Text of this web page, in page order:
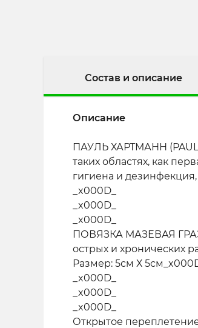
Состав и описание
Описание
ПАУЛЬ ХАРТМАНН (PAUL
таких областях, как
гигиена и
_x000D_
_x000D_
_x000D_
ПОВЯЗКА МАЗЕВАЯ
острых и хронических
Размер: 5см Х
_x000D_
_x000D_
_x000D_
Открытое